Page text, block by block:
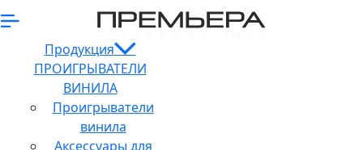
Продукция
ПРОИГРЫВАТЕЛИ
ВИНИЛА
Проигрыватели
винила
Аксессуары для